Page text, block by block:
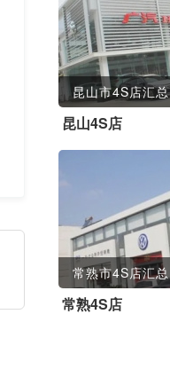
昆山市4S店汇总
昆山4S店
常熟市4S店汇总
常熟4S店